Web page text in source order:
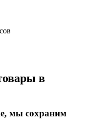
в
мы сохраним